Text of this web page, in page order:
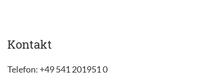
Kontakt
Telefon: +49 541 201951 0